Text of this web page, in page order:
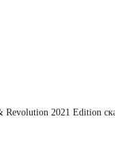
Revolution 2021 Edition